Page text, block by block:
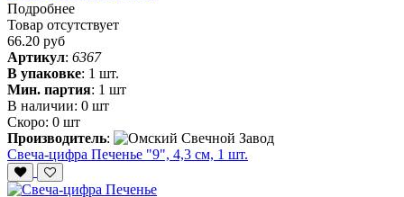
Подробнее
Товар отсутствует
66.20 руб
Артикул: 6367
В упаковке: 1 шт.
Мин. партия: 1 шт
В наличии: 0 шт
Скоро: 0 шт
Производитель:
Свеча-цифра Печенье "9", 4,3 см, 1 шт.